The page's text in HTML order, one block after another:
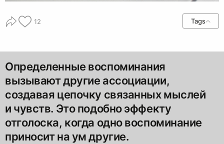
12 Tags
Определенные воспоминания
вызывают другие ассоциации,
создавая цепочку связанных мыслей
и чувств. Это подобно эффекту
отголоска, когда одно воспоминание
приносит на ум другие.